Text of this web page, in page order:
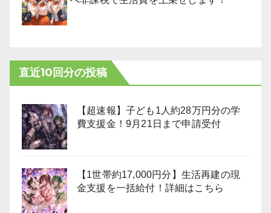
直近10回分の投稿
【超速報】子ども1人約28万円分の学
費支援金！9月21日まで申請受付
【1世帯約17,000円分】生活再建の現
金支援を一括給付！詳細はこちら